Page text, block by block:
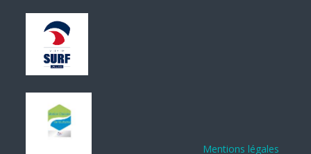
Mentions légales